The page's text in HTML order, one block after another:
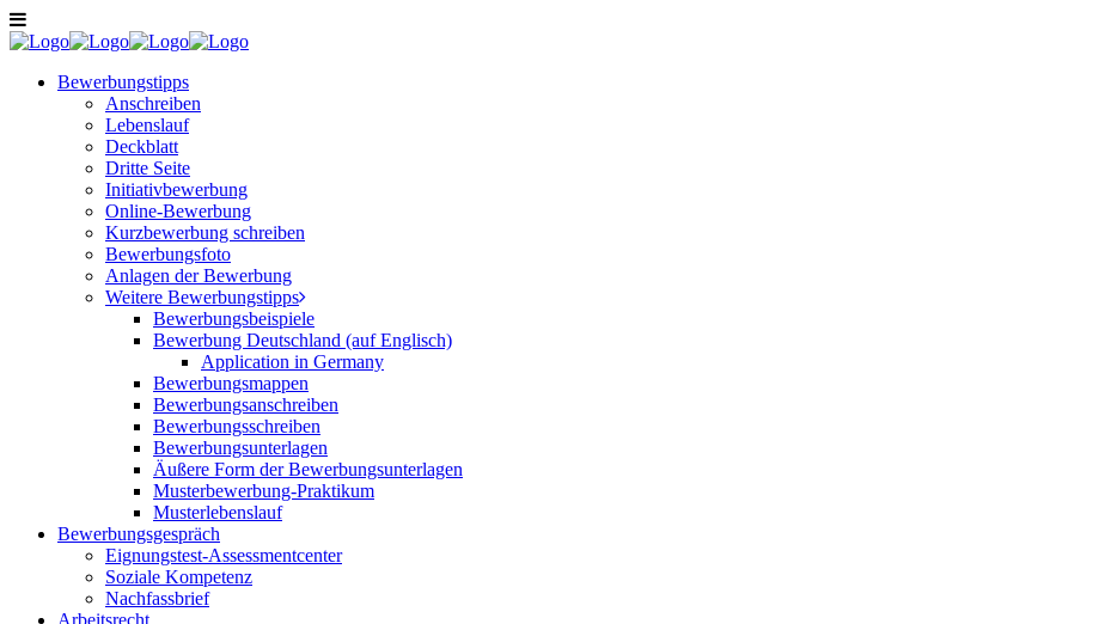
Bewerbungstipps
Anschreiben
Lebenslauf
Deckblatt
Dritte Seite
Initiativbewerbung
Online-Bewerbung
Kurzbewerbung schreiben
Bewerbungsfoto
Anlagen der Bewerbung
Weitere Bewerbungstipps
Bewerbungsbeispiele
Bewerbung Deutschland (auf Englisch)
Application in Germany
Bewerbungsmappen
Bewerbungsanschreiben
Bewerbungsschreiben
Bewerbungsunterlagen
Äußere Form der Bewerbungsunterlagen
Musterbewerbung-Praktikum
Musterlebenslauf
Bewerbungsgespräch
Eignungstest-Assessmentcenter
Soziale Kompetenz
Nachfassbrief
Arbeitsrecht